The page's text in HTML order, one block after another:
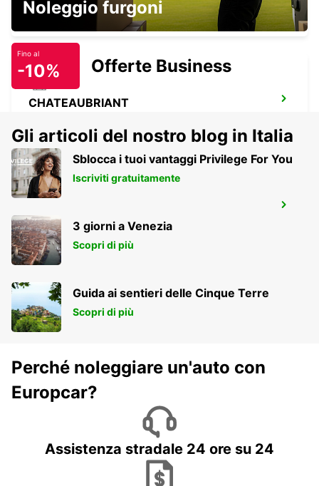
CHOLET - FRANCE
CHATEAUBRIANT
THOUARS - FRANCE
Noleggio furgoni
Fino al
-10% Offerte Business
Gli articoli del nostro blog in Italia
Sblocca i tuoi vantaggi Privilege For You
Iscriviti gratuitamente
3 giorni a Venezia
Scopri di più
Guida ai sentieri delle Cinque Terre
Scopri di più
Perché noleggiare un'auto con
Europcar?
Assistenza stradale 24 ore su 24